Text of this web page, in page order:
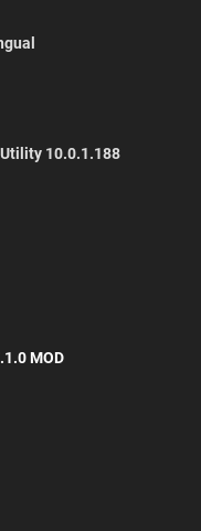
10.0.1.188
MOD